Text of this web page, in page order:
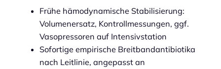
Frühe hämodynamische Stabilisierung:
Volumenersatz, Kontrollmessungen, ggf.
Vasopressoren auf Intensivstation
Sofortige empirische Breitbandantibiotika
nach Leitlinie, angepasst an